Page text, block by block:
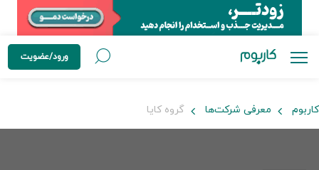
ورود/عضویت
کاربوم معرفی شرکت‌ها گروه کایا